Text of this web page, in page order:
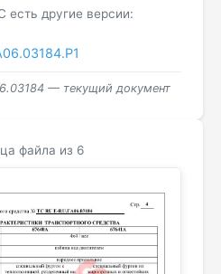
есть другие версии:
— текущий документ
файла из 6